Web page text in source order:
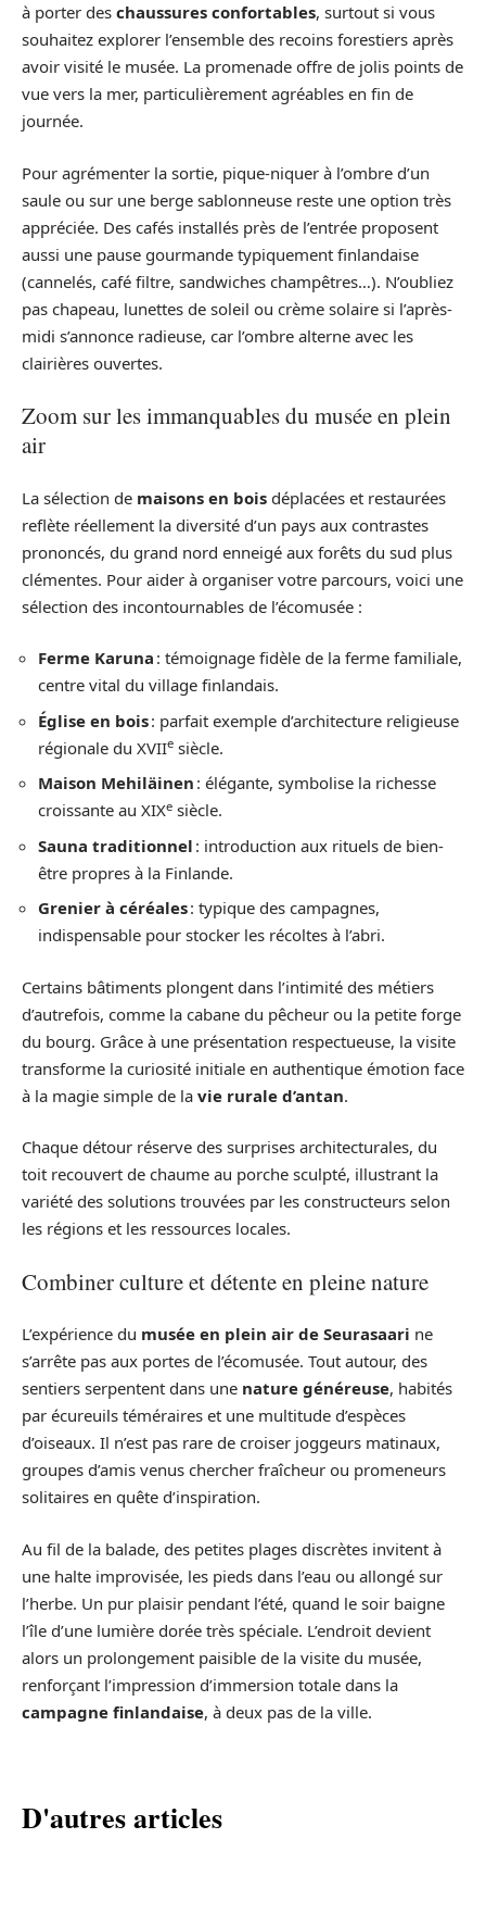
à porter des chaussures confortables, surtout si vous
souhaitez explorer l’ensemble des recoins forestiers après
avoir visité le musée. La promenade offre de jolis points de
vue vers la mer, particulièrement agréables en fin de
journée.
Pour agrémenter la sortie, pique-niquer à l’ombre d’un
saule ou sur une berge sablonneuse reste une option très
appréciée. Des cafés installés près de l’entrée proposent
aussi une pause gourmande typiquement finlandaise
(cannelés, café filtre, sandwiches champêtres…). N’oubliez
pas chapeau, lunettes de soleil ou crème solaire si l’après-
midi s’annonce radieuse, car l’ombre alterne avec les
clairières ouvertes.
Zoom sur les immanquables du musée en plein
air
La sélection de maisons en bois déplacées et restaurées
reflète réellement la diversité d’un pays aux contrastes
prononcés, du grand nord enneigé aux forêts du sud plus
clémentes. Pour aider à organiser votre parcours, voici une
sélection des incontournables de l’écomusée :
Ferme Karuna : témoignage fidèle de la ferme familiale,
centre vital du village finlandais.
Église en bois: parfait exemple d’architecture religieuse
régionale du XVIIe siècle.
Maison Mehiläinen : élégante, symbolise la richesse
croissante au XIXe siècle.
Sauna traditionnel : introduction aux rituels de bien-
être propres à la Finlande.
Grenier à céréales: typique des campagnes,
indispensable pour stocker les récoltes à l’abri.
Certains bâtiments plongent dans l’intimité des métiers
d’autrefois, comme la cabane du pêcheur ou la petite forge
du bourg. Grâce à une présentation respectueuse, la visite
transforme la curiosité initiale en authentique émotion face
à la magie simple de la vie rurale d’antan.
Chaque détour réserve des surprises architecturales, du
toit recouvert de chaume au porche sculpté, illustrant la
variété des solutions trouvées par les constructeurs selon
les régions et les ressources locales.
Combiner culture et détente en pleine nature
L’expérience du musée en plein air de Seurasaari ne
s’arrête pas aux portes de l’écomusée. Tout autour, des
sentiers serpentent dans une nature généreuse, habités
par écureuils téméraires et une multitude d’espèces
d’oiseaux. Il n’est pas rare de croiser joggeurs matinaux,
groupes d’amis venus chercher fraîcheur ou promeneurs
solitaires en quête d’inspiration.
Au fil de la balade, des petites plages discrètes invitent à
une halte improvisée, les pieds dans l’eau ou allongé sur
l’herbe. Un pur plaisir pendant l’été, quand le soir baigne
l’île d’une lumière dorée très spéciale. L’endroit devient
alors un prolongement paisible de la visite du musée,
renforçant l’impression d’immersion totale dans la
campagne finlandaise, à deux pas de la ville.
D'autres articles